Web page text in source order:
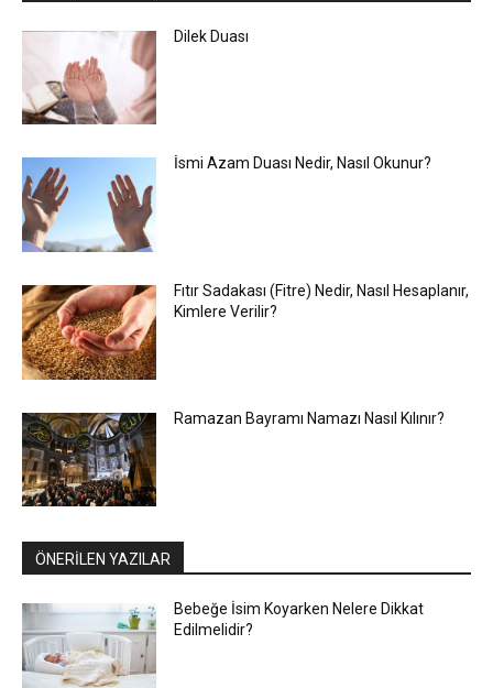
Dilek Duası
İsmi Azam Duası Nedir, Nasıl Okunur?
Fıtır Sadakası (Fitre) Nedir, Nasıl Hesaplanır,
Kimlere Verilir?
Ramazan Bayramı Namazı Nasıl Kılınır?
ÖNERİLEN YAZILAR
Bebeğe İsim Koyarken Nelere Dikkat
Edilmelidir?